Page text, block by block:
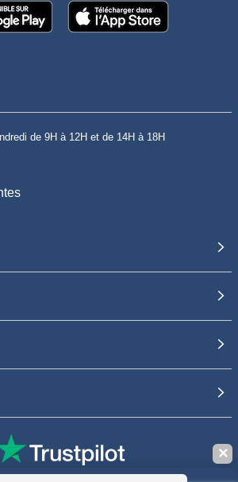
de 9H à 12H et de 14H à 18H
✕